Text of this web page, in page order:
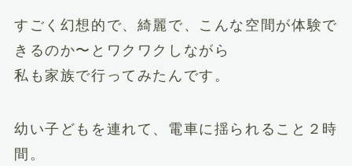
すごく幻想的で、綺麗で、こんな空間が体験で
きるのか〜とワクワクしながら
私も家族で行ってみたんです。
幼い子どもを連れて、電車に揺られること２時
間。